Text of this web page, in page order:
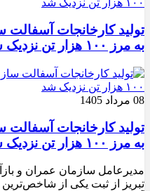
تولید کارخانجات آسفالت
به مرز ۱۰۰ هزار تن نزدیک شد
08 مرداد 1405
تولید کارخانجات آسفالت
به مرز ۱۰۰ هزار تن نزدیک شد
مدیرعامل سازمان عمران و
تبریز از ثبت یکی از